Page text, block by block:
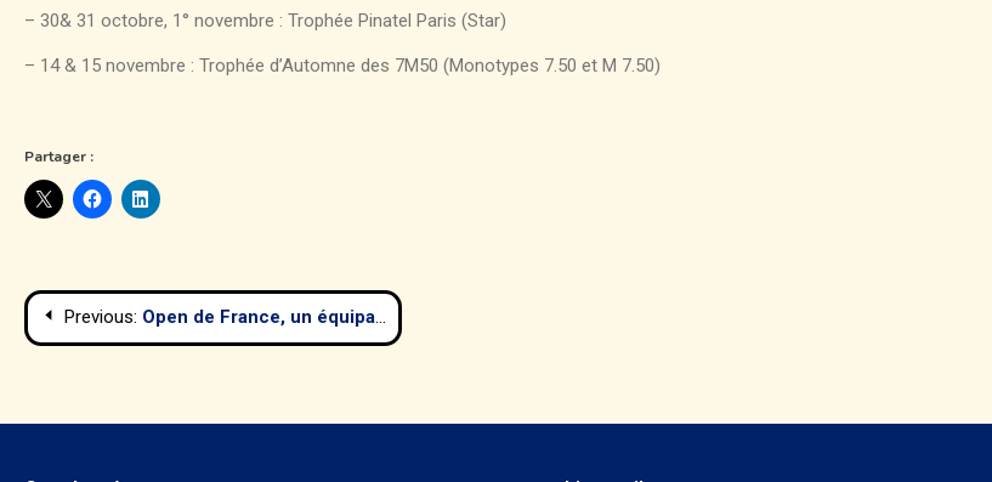
– 30& 31 octobre, 1° novembre : Trophée Pinatel Paris (Star)
– 14 & 15 novembre : Trophée d’Automne des 7M50 (Monotypes 7.50 et M 7.50)
Partager :
Navigation
l’article
Previous: Open de France, un équipage du CVP sur la 3° marche du podium